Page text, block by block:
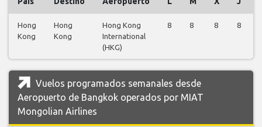
Hong
Kong
Hong
Kong
Hong Kong
International
(HKG)
8 8 8 8
Vuelos programados semanales desde
Aeropuerto de Bangkok operados por MIAT
Mongolian Airlines